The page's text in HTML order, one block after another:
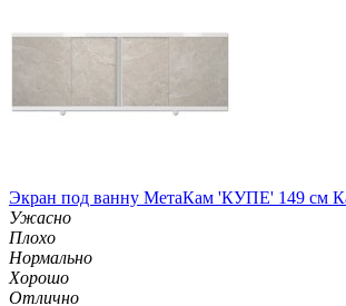
Экран под ванну МетаКам 'КУПЕ' 149 см
Ужасно
Плохо
Нормально
Хорошо
Отлично